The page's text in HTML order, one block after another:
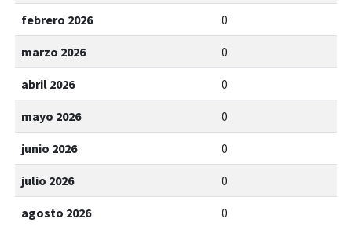
febrero 2026 0
marzo 2026 0
abril 2026 0
mayo 2026 0
junio 2026 0
julio 2026 0
agosto 2026 0